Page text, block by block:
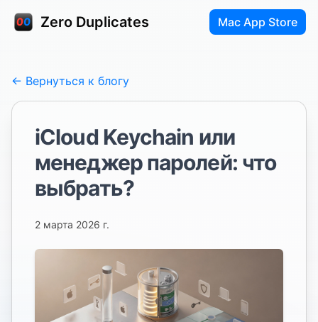
Zero Duplicates Mac App Store
← Вернуться к блогу
iCloud Keychain или
менеджер паролей: что
выбрать?
2 марта 2026 г.